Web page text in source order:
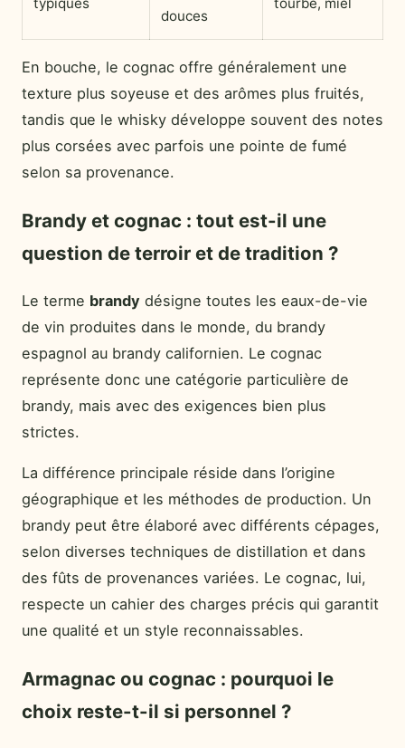
douces
En bouche, le cognac offre généralement une
texture plus soyeuse et des arômes plus fruités,
tandis que le whisky développe souvent des notes
plus corsées avec parfois une pointe de fumé
selon sa provenance.
Brandy et cognac : tout est-il une
question de terroir et de tradition ?
Le terme brandy désigne toutes les eaux-de-vie
de vin produites dans le monde, du brandy
espagnol au brandy californien. Le cognac
représente donc une catégorie particulière de
brandy, mais avec des exigences bien plus
strictes.
La différence principale réside dans l’origine
géographique et les méthodes de production. Un
brandy peut être élaboré avec différents cépages,
selon diverses techniques de distillation et dans
des fûts de provenances variées. Le cognac, lui,
respecte un cahier des charges précis qui garantit
une qualité et un style reconnaissables.
Armagnac ou cognac : pourquoi le
choix reste-t-il si personnel ?